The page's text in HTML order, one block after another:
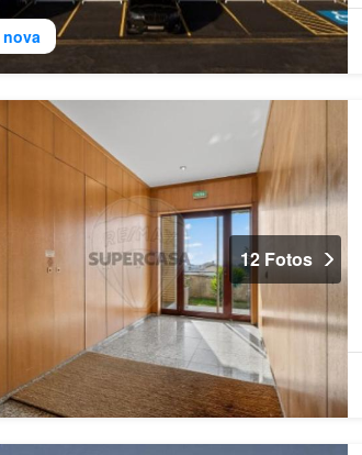
nova
12 Fotos